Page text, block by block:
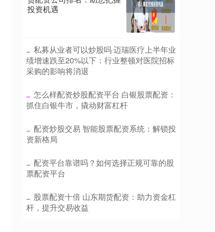
投资机遇
​私募从业者可以炒股吗 迈瑞医疗上半年业
绩增速跌至20%以下：行业整顿对医院招标
采购的影响将消退
​怎么样配资炒股配资平台 白银股票配资：
抓住白银牛市，撬动财富杠杆
​配资炒股交易 智能股票配资系统：解锁投
资新格局
​配资平台靠谱吗？如何选择正规可靠的股
票配资平台
​股票配资十倍 山东期货配资：助力资金杠
杆，提升交易收益